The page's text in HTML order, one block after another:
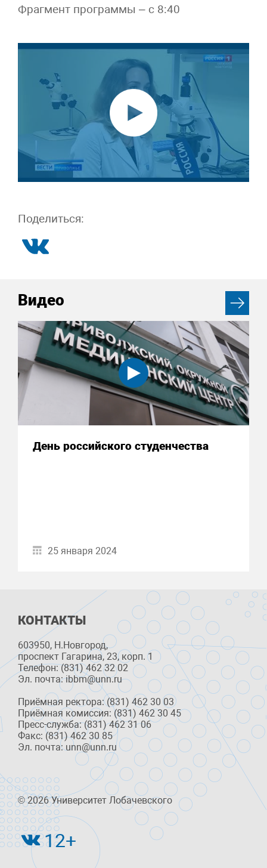
Фрагмент программы – с 8:40
Поделиться:
Видео
День российского студенчества
25 января 2024
КОНТАКТЫ
603950, Н.Новгород,
проспект Гагарина, 23, корп. 1
Телефон: (831) 462 32 02
Эл. почта: ibbm@unn.ru
Приёмная ректора: (831) 462 30 03
Приёмная комиссия: (831) 462 30 45
Пресс-служба: (831) 462 31 06
Факс: (831) 462 30 85
Эл. почта: unn@unn.ru
© 2026 Университет Лобачевского
12+